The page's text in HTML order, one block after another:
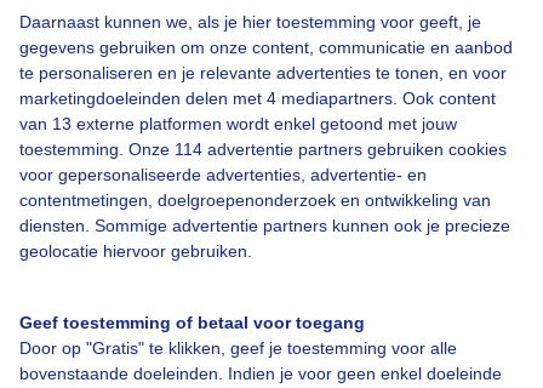
Daarnaast kunnen we, als je hier toestemming voor geeft, je
gegevens gebruiken om onze content, communicatie en aanbod
te personaliseren en je relevante advertenties te tonen, en voor
marketingdoeleinden delen met 4 mediapartners. Ook content
van 13 externe platformen wordt enkel getoond met jouw
toestemming. Onze 114 advertentie partners gebruiken cookies
voor gepersonaliseerde advertenties, advertentie- en
contentmetingen, doelgroepenonderzoek en ontwikkeling van
diensten. Sommige advertentie partners kunnen ook je precieze
geolocatie hiervoor gebruiken.
Geef toestemming of betaal voor toegang
Door op "Gratis" te klikken, geef je toestemming voor alle
bovenstaande doeleinden. Indien je voor geen enkel doeleinde
Een moment geduld aub...
Bedrijfsgegevens